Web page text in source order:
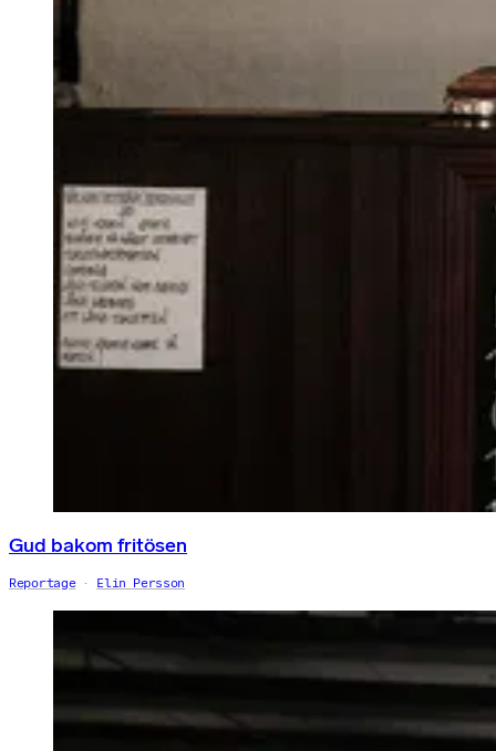
Gud bakom fritösen
Reportage Elin Persson